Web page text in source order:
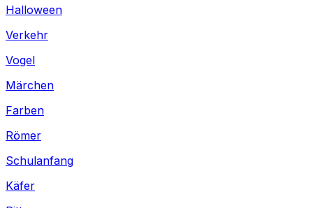
Halloween
Verkehr
Vogel
Märchen
Farben
Römer
Schulanfang
Käfer